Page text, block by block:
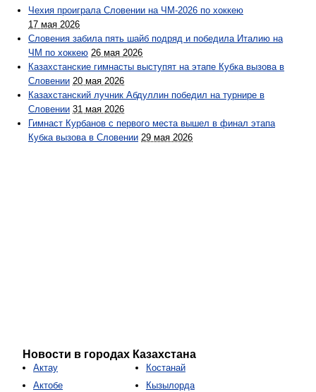
Чехия проиграла Словении на ЧМ-2026 по хоккею
17 мая 2026
Словения забила пять шайб подряд и победила Италию на
ЧМ по хоккею 26 мая 2026
Казахстанские гимнасты выступят на этапе Кубка вызова в
Словении 20 мая 2026
Казахстанский лучник Абдуллин победил на турнире в
Словении 31 мая 2026
Гимнаст Курбанов с первого места вышел в финал этапа
Кубка вызова в Словении 29 мая 2026
Новости в городах Казахстана
Актау
Актобе
Костанай
Кызылорда